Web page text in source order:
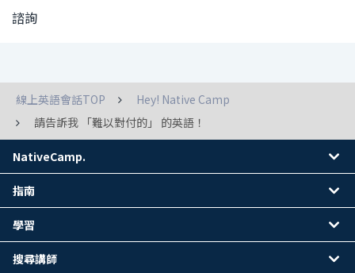
諮詢
線上英語會話TOP
Hey! Native Camp
請告訴我 「難以對付的」 的英語！
NativeCamp.
指南
學習
搜尋講師